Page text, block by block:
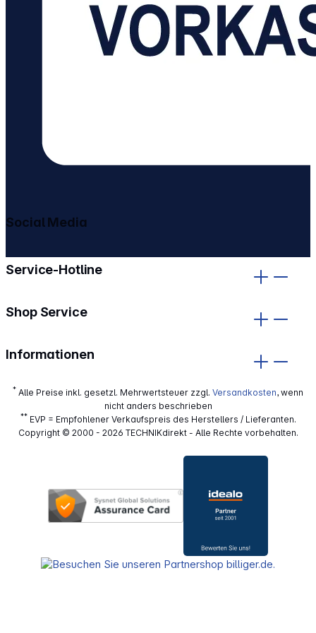
Service-Hotline
Shop Service
Informationen
Social Media
* Alle Preise inkl. gesetzl. Mehrwertsteuer zzgl. Versandkosten, wenn
nicht anders beschrieben
**EVP = Empfohlener Verkaufspreis des Herstellers / Lieferanten.
Copyright © 2000 - 2026 TECHNIKdirekt - Alle Rechte vorbehalten.